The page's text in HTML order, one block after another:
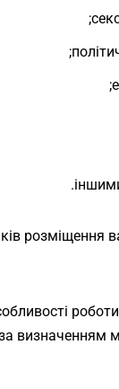
розміщення